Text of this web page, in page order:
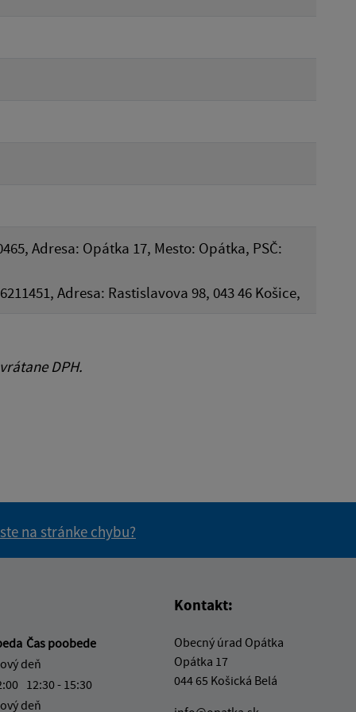
Adresa: Opátka 17, Mesto: Opátka, PSČ:
Adresa: Rastislavova 98, 043 46 Košice,
DPH.
na stránke chybu?
Čas poobede
deň
12:30 - 15:30
deň
Kontakt:
Obecný úrad Opátka
Opátka 17
044 65 Košická Belá